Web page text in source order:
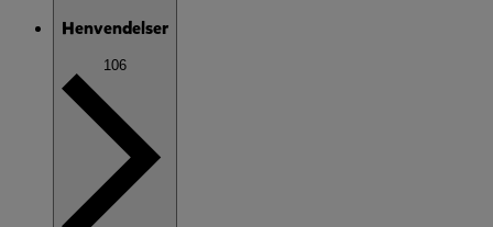
Henvendelser
106